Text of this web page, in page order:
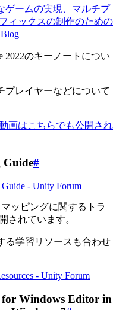
ゲームの実現、マルチプ
ィックスの制作のための
2022のキーノートについ
プレイヤーなどについて
画はこちらでも公開され
Guide#
- Unity Forum
ッピングに関するトラ
されています。
る学習リソースも合わせ
- Unity Forum
for Windows Editor in